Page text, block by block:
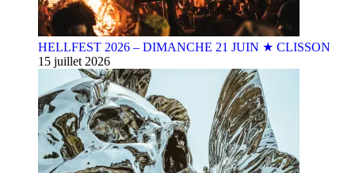
HELLFEST 2026 – DIMANCHE 21 JUIN ★ CLISSON
15 juillet 2026